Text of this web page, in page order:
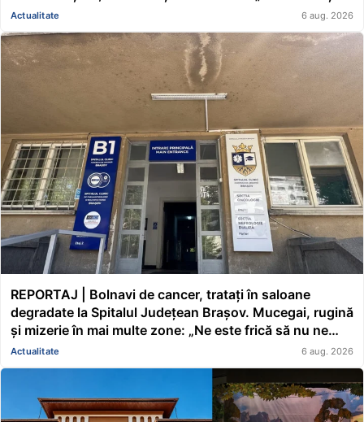
pe mine de ce nu s-au renovat în ultimii 36 de ani?”
Actualitate 6 aug. 2026
REPORTAJ | Bolnavi de cancer, tratați în saloane
degradate la Spitalul Județean Brașov. Mucegai, rugină
și mizerie în mai multe zone: „Ne este frică să nu ne
cadă tavanul în cap” FOTO/VIDEO
Actualitate 6 aug. 2026